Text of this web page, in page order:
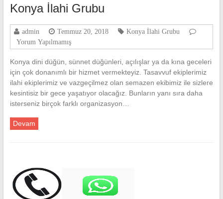
Konya İlahi Grubu
admin Temmuz 20, 2018
Konya İlahi Grubu
Yorum Yapılmamış
Konya dini düğün, sünnet düğünleri, açılışlar ya da kına geceleri
için çok donanımlı bir hizmet vermekteyiz. Tasavvuf ekiplerimiz
ilahi ekiplerimiz ve vazgeçilmez olan semazen ekibimiz ile sizlere
kesintisiz bir gece yaşatıyor olacağız. Bunların yanı sıra daha
isterseniz birçok farklı organizasyon…
Devam